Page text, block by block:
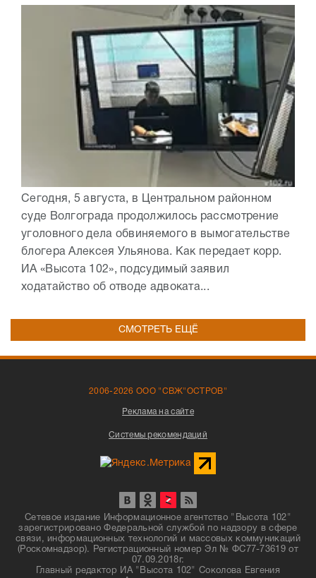
Сегодня, 5 августа, в Центральном районном
суде Волгограда продолжилось рассмотрение
уголовного дела обвиняемого в вымогательстве
блогера Алексея Ульянова. Как передает корр.
ИА «Высота 102», подсудимый заявил
ходатайство об отводе адвоката...
СМОТРЕТЬ ЕЩЁ
2006-2026 ООО "СВЖ"ОСТРОВ"
Реклама на сайте
Системы рекомендаций
Сетевое издание Информационное агентство "Высота 102"
зарегистрировано Федеральной службой по надзору в сфере
связи, информационных технологий и массовых коммуникаций
(Роскомнадзор). Регистрационный номер Эл № ФС77-73619 от
07.09.2018г.
Главный редактор ИА "Высота 102" Соколова Евгения